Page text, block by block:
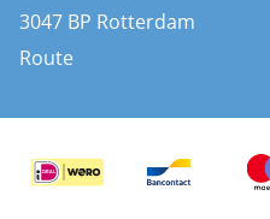
Bootkussens
Zwemtrappen
3047 BP Rotterdam
Route